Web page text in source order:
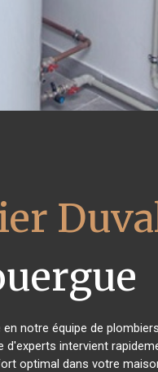
notre équipe de
d'experts intervient
optimal dans votre